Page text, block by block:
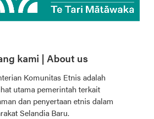
kami | About us
Komunitas Etnis adalah
utama pemerintah terkait
dan penyertaan etnis dalam
Selandia Baru.